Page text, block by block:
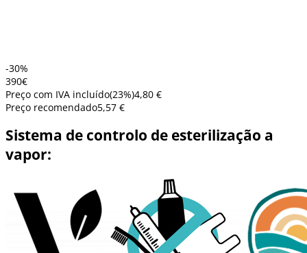
-30%
390€
Preço com IVA incluído(23%)4,80 €
Preço recomendado5,57 €
Sistema de controlo de esterilização a
vapor: